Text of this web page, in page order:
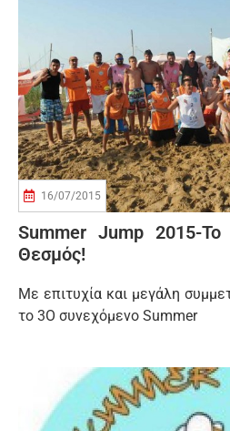
16/07/2015
Summer Jump 2015-
Θεσμός!
Με επιτυχία και μεγάλη
το 3Ο συνεχόμενο Summer